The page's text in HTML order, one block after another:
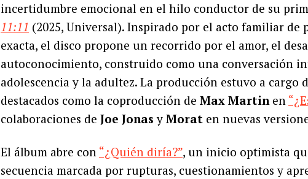
incertidumbre emocional en el hilo conductor de su
11:11 (2025, Universal). Inspirado por el acto familiar de
exacta, el disco propone un recorrido por el amor, el
autoconocimiento, construido como una conversación
adolescencia y la adultez. La producción estuvo a cargo
destacados como la coproducción de Max Martinen
colaboraciones de Joe Jonas y Morat en nuevas
El álbum abre con “¿Quién diría?”, un inicio optimista
secuencia marcada por rupturas, cuestionamientos y